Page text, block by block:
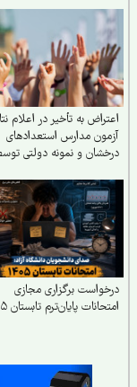
به تأخیر در اعلام نتایج
مدارس استعدادهای
و نمونه دولتی توسط
برگزاری مجازی
پایان‌ترم تابستان ۱۴۰۵